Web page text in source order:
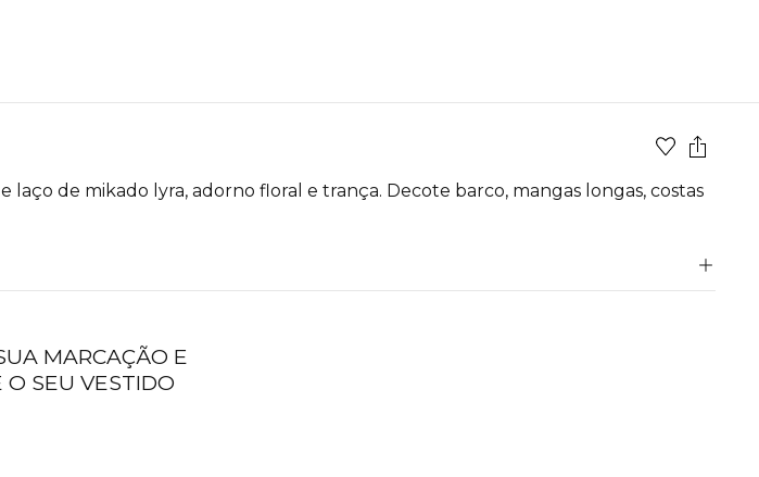
laço de mikado lyra, adorno floral e trança. Decote barco, mangas longas, costas
MARCAÇÃO E
O SEU VESTIDO